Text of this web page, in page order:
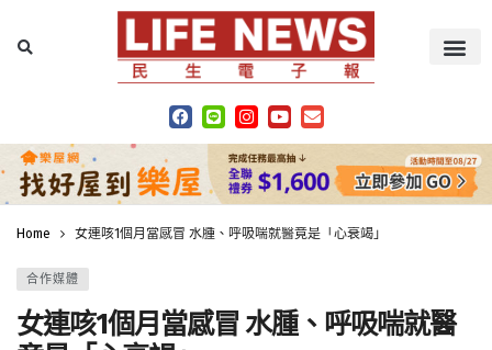
Home 女連咳1個月當感冒 水腫、呼吸喘就醫竟是「心衰竭」
合作媒體
女連咳1個月當感冒 水腫、呼吸喘就醫